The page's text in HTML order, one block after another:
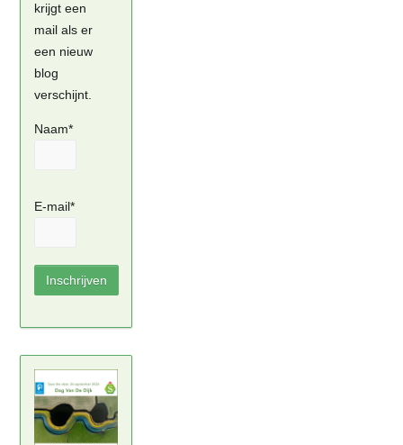
krijgt een
mail als er
een nieuw
blog
verschijnt.
Naam*
E-mail*